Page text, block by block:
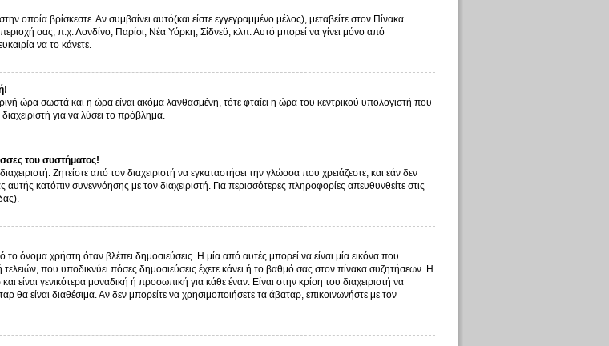
οποία βρίσκεστε. Αν συμβαίνει αυτό(και είστε εγγεγραμμένο μέλος), μεταβείτε στον Πίνακα
σας, π.χ. Λονδίνο, Παρίσι, Νέα Υόρκη, Σίδνεϋ, κλπ. Αυτό μπορεί να γίνει μόνο από
να το κάνετε.
ώρα σωστά και η ώρα είναι ακόμα λανθασμένη, τότε φταίει η ώρα του κεντρικού υπολογιστή που
για να λύσει το πρόβλημα.
του συστήματος!
Ζητείστε από τον διαχειριστή να εγκαταστήσει την γλώσσα που χρειάζεστε, και εάν δεν
κατόπιν συνεννόησης με τον διαχειριστή. Για περισσότερες πληροφορίες απευθυνθείτε στις
όνομα χρήστη όταν βλέπει δημοσιεύσεις. Η μία από αυτές μπορεί να είναι μία εικόνα που
που υποδικνύει πόσες δημοσιεύσεις έχετε κάνει ή το βαθμό σας στον πίνακα συζητήσεων. Η
είναι γενικότερα μοναδική ή προσωπική για κάθε έναν. Είναι στην κρίση του διαχειριστή να
θα είναι διαθέσιμα. Αν δεν μπορείτε να χρησιμοποιήσετε τα άβαταρ, επικοινωνήστε με τον